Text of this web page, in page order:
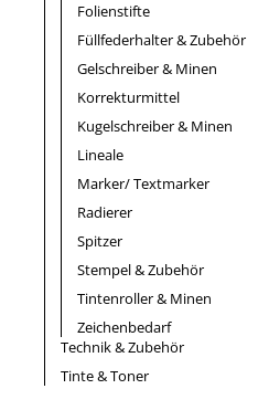
Folienstifte
Füllfederhalter & Zubehör
Gelschreiber & Minen
Korrekturmittel
Kugelschreiber & Minen
Lineale
Marker/ Textmarker
Radierer
Spitzer
Stempel & Zubehör
Tintenroller & Minen
Zeichenbedarf
Technik & Zubehör
Tinte & Toner